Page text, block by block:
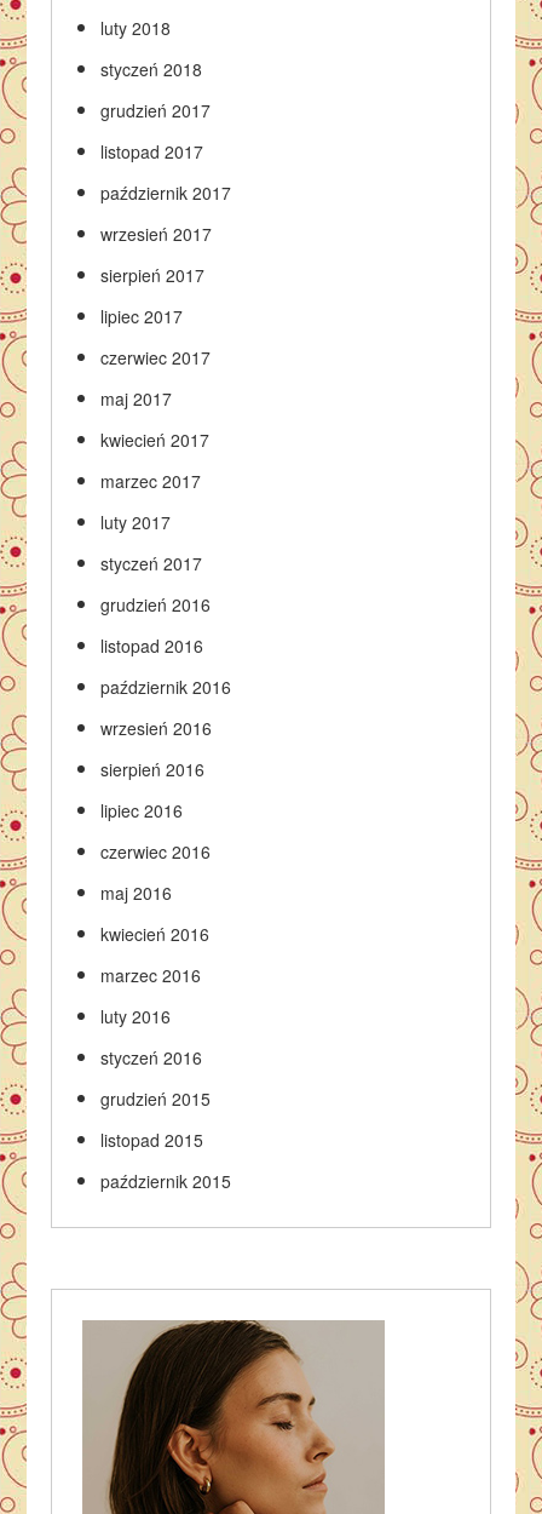
luty 2018
styczeń 2018
grudzień 2017
listopad 2017
październik 2017
wrzesień 2017
sierpień 2017
lipiec 2017
czerwiec 2017
maj 2017
kwiecień 2017
marzec 2017
luty 2017
styczeń 2017
grudzień 2016
listopad 2016
październik 2016
wrzesień 2016
sierpień 2016
lipiec 2016
czerwiec 2016
maj 2016
kwiecień 2016
marzec 2016
luty 2016
styczeń 2016
grudzień 2015
listopad 2015
październik 2015